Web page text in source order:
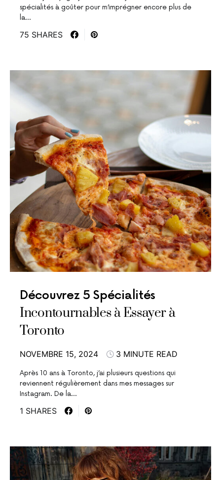
spécialités à goûter pour m’imprégner encore plus de
la…
75 SHARES
Découvrez 5 Spécialités
Incontournables à Essayer à
Toronto
NOVEMBRE 15, 2024 3 MINUTE READ
Après 10 ans à Toronto, j’ai plusieurs questions qui
reviennent régulièrement dans mes messages sur
Instagram. De la…
1 SHARES